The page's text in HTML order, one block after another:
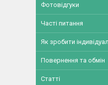
Фотовідгуки
Часті питання
Як зробити
Повернення та обмін
Статті